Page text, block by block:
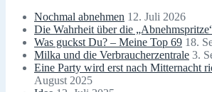
Nochmal abnehmen 12. Juli 2026
Die Wahrheit über die
Was guckst Du? – Meine Top 69 18.
Milka und die Verbraucherzentrale 3.
Eine Party wird erst nach Mitternacht
August 2025